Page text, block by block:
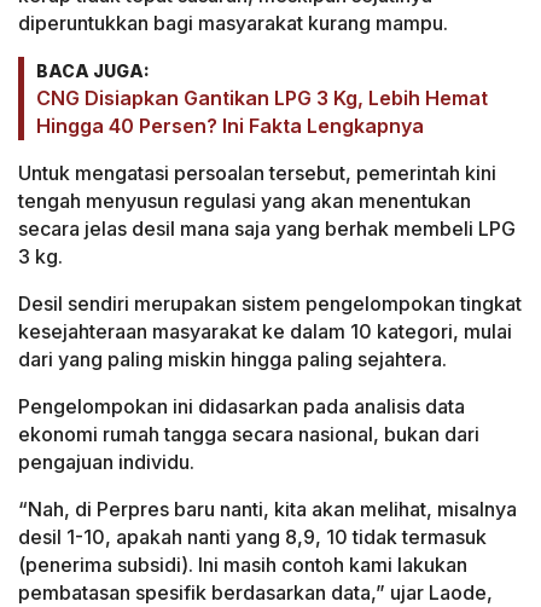
diperuntukkan bagi masyarakat kurang mampu.
BACA JUGA:
CNG Disiapkan Gantikan LPG 3 Kg, Lebih Hemat
Hingga 40 Persen? Ini Fakta Lengkapnya
Untuk mengatasi persoalan tersebut, pemerintah kini
tengah menyusun regulasi yang akan menentukan
secara jelas desil mana saja yang berhak membeli LPG
3 kg.
Desil sendiri merupakan sistem pengelompokan tingkat
kesejahteraan masyarakat ke dalam 10 kategori, mulai
dari yang paling miskin hingga paling sejahtera.
Pengelompokan ini didasarkan pada analisis data
ekonomi rumah tangga secara nasional, bukan dari
pengajuan individu.
“Nah, di Perpres baru nanti, kita akan melihat, misalnya
desil 1-10, apakah nanti yang 8,9, 10 tidak termasuk
(penerima subsidi). Ini masih contoh kami lakukan
pembatasan spesifik berdasarkan data,” ujar Laode,